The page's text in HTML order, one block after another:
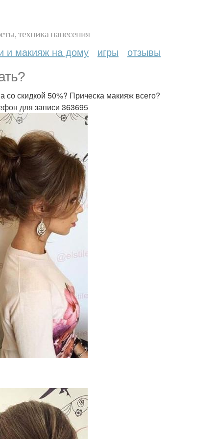
техника нанесения
и макияж на дому игры отзывы
скидкой 50%? Прическа макияж всего?
для записи 363695